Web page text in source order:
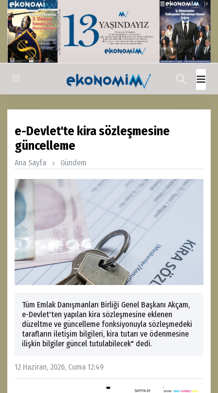
e-Devlet'te kira sözleşmesine
güncelleme
Ana Sayfa Gündem
Tüm Emlak Danışmanları Birliği Genel Başkanı Akçam,
e-Devlet'ten yapılan kira sözleşmesine eklenen
düzeltme ve güncelleme fonksiyonuyla sözleşmedeki
tarafların iletişim bilgileri, kira tutarı ve ödenmesine
ilişkin bilgiler güncel tutulabilecek" dedi.
12 Haziran, 2026, Cuma 12:49